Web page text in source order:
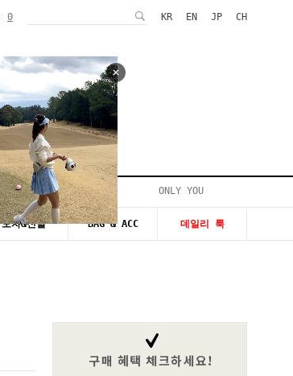
0 KR EN JP CH
시즌20~50%세일 ONLY YOU
모자&신발 BAG & ACC 데일리 룩